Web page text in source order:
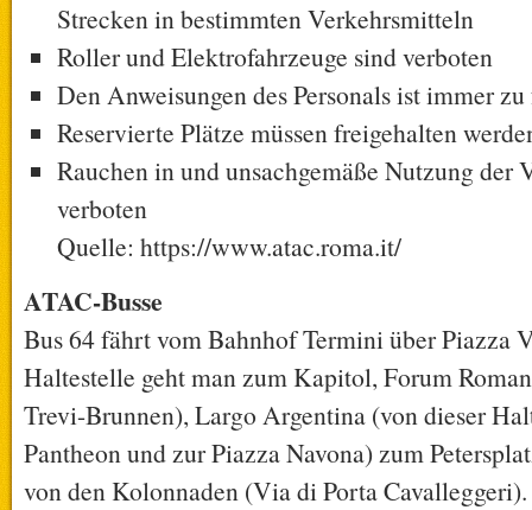
Strecken in bestimmten Verkehrsmitteln
Roller und Elektrofahrzeuge sind verboten
Den Anweisungen des Personals ist immer
Reservierte Plätze müssen freigehalten
Rauchen in und unsachgemäße Nutzung der
verboten
Quelle: https://www.atac.roma.it/
ATAC-Busse
Bus 64 fährt vom Bahnhof Termini über Piazza
Haltestelle geht man zum Kapitol, Forum
Trevi-Brunnen), Largo Argentina (von dieser
Pantheon und zur Piazza Navona) zum
von den Kolonnaden (Via di Porta